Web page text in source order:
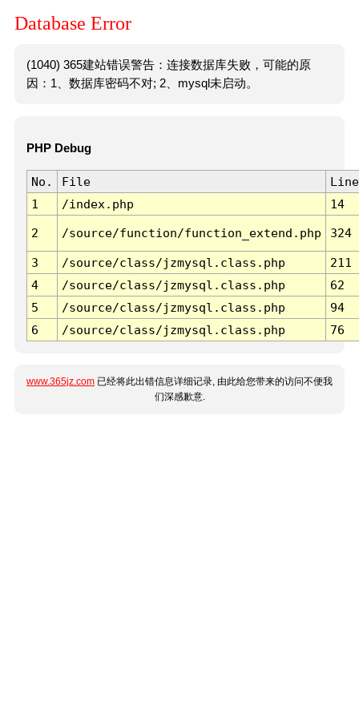
Database Error
(1040) 365建站错误警告：连接数据库失败，可能的原
因：1、数据库密码不对; 2、mysql未启动。
PHP Debug
No. File
Line
1
/index.php 14
2 /source/function/function_extend.php 324
3 /source/class/jzmysql.class.php
211
4
/source/class/jzmysql.class.php
62
5
/source/class/jzmysql.class.php
94
6
/source/class/jzmysql.class.php 76
www.365jz.com 已经将此出错信息详细记录, 由此给您带来的访问不便我
们深感歉意.